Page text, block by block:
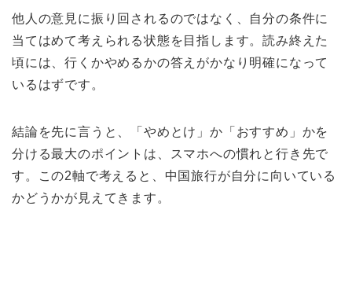
他人の意見に振り回されるのではなく、自分の条件に
当てはめて考えられる状態を目指します。読み終えた
頃には、行くかやめるかの答えがかなり明確になって
いるはずです。
結論を先に言うと、「やめとけ」か「おすすめ」かを
分ける最大のポイントは、スマホへの慣れと行き先で
す。この2軸で考えると、中国旅行が自分に向いている
かどうかが見えてきます。